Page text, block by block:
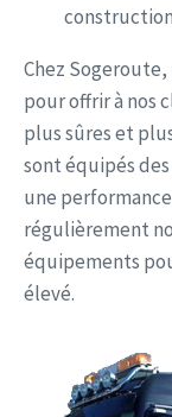
Chez
pour offrir à nos
plus sûres et
sont équipés
une
régulièrement
équipements
élevé.